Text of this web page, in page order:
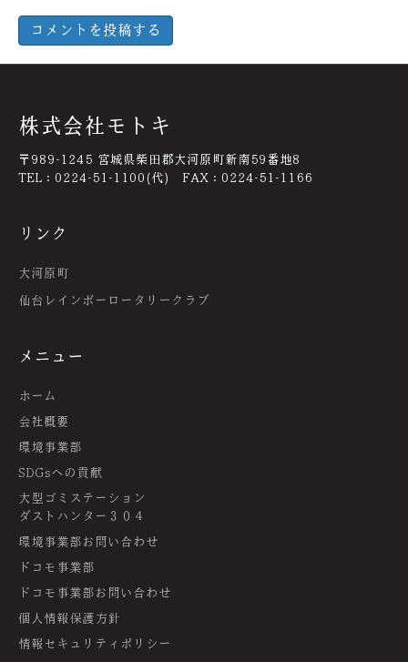
株式会社モトキ
〒989-1245 宮城県柴田郡大河原町新南59番地8
TEL：0224-51-1100(代) FAX：0224-51-1166
リンク
大河原町
仙台レインボーロータリークラブ
メニュー
ホーム
会社概要
環境事業部
SDGsへの貢献
大型ゴミステーション
ダストハンター３０４
環境事業部お問い合わせ
ドコモ事業部
ドコモ事業部お問い合わせ
個人情報保護方針
情報セキュリティポリシー